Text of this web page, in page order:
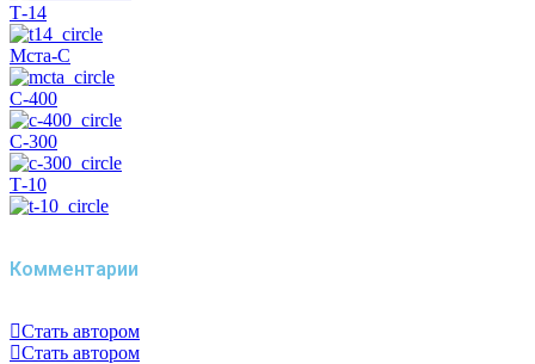
Т-14
Мста-С
С-400
С-300
Т-10
Комментарии
Стать автором
Стать автором